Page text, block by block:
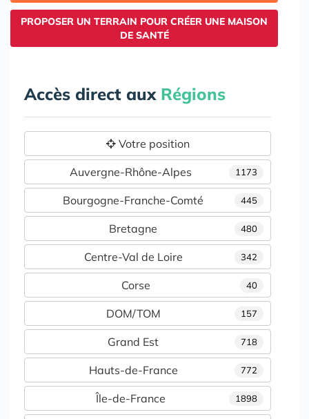
PROPOSER UN TERRAIN POUR CRÉER UNE MAISON
DE SANTÉ
Accès direct aux Régions
Votre position
1173
Auvergne-Rhône-Alpes
445
Bourgogne-Franche-Comté
480
Bretagne
342
Centre-Val de Loire
40
Corse
157
DOM/TOM
718
Grand Est
772
Hauts-de-France
1898
Île-de-France